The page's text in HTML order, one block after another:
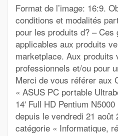
Format de l’image: 16:9.
conditions et modalités
pour les produits d? –
applicables aux produits
marketplace. Aux produits
professionnels et/ou pour
Merci de vous référer aux
« ASUS PC portable
14′ Full HD Pentium
depuis le vendredi 21 août
catégorie « Informatique,